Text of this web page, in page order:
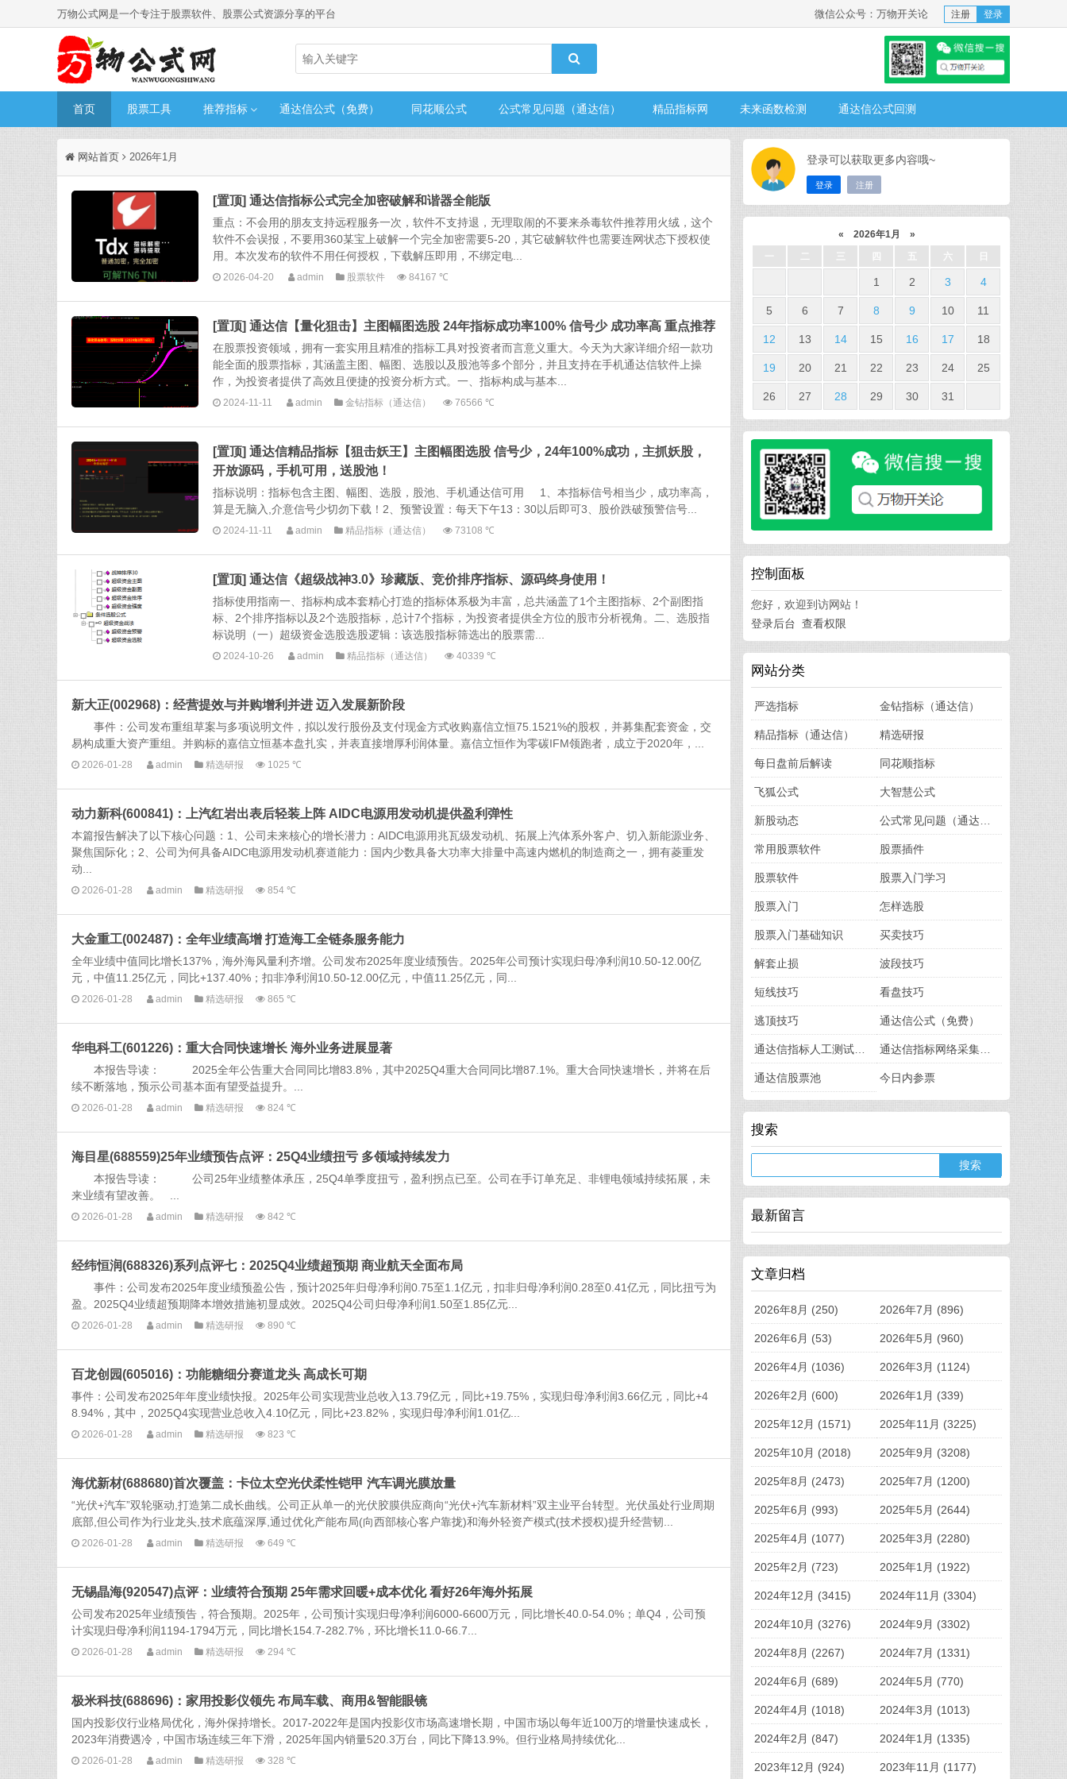
万物公式网是一个专注于股票软件、股票公式资源分享的平台 微信公众号：万物开关论 注册 登录
首页 股票工具 推荐指标 通达信公式（免费） 同花顺公式 公式常见问题（通达信） 精品指标网 未来函数检测 通达信公式回测
网站首页 2026年1月
[置顶] 通达信指标公式完全加密破解和谐器全能版
重点：不会用的朋友支持远程服务一次，软件不支持退，无理取闹的不要来杀毒软件推荐用火绒，这个
软件不会误报，不要用360某宝上破解一个完全加密需要5-20，其它破解软件也需要连网状态下授权使
用。本次发布的软件不用任何授权，下载解压即用，不绑定电...
2026-04-20 admin 股票软件 84167 ℃
[置顶] 通达信【量化狙击】主图幅图选股 24年指标成功率100% 信号少 成功率高 重点推荐
在股票投资领域，拥有一套实用且精准的指标工具对投资者而言意义重大。今天为大家详细介绍一款功
能全面的股票指标，其涵盖主图、幅图、选股以及股池等多个部分，并且支持在手机通达信软件上操
作，为投资者提供了高效且便捷的投资分析方式。一、指标构成与基本...
2024-11-11 admin 金钻指标（通达信） 76566 ℃
[置顶] 通达信精品指标【狙击妖王】主图幅图选股 信号少，24年100%成功，主抓妖股，
开放源码，手机可用，送股池！
指标说明：指标包含主图、幅图、选股，股池、手机通达信可用 1、本指标信号相当少，成功率高，
算是无脑入,介意信号少切勿下载！2、预警设置：每天下午13：30以后即可3、股价跌破预警信号...
2024-11-11 admin 精品指标（通达信） 73108 ℃
[置顶] 通达信《超级战神3.0》珍藏版、竞价排序指标、源码终身使用！
指标使用指南一、指标构成本套精心打造的指标体系极为丰富，总共涵盖了1个主图指标、2个副图指
标、2个排序指标以及2个选股指标，总计7个指标，为投资者提供全方位的股市分析视角。二、选股指
标说明（一）超级资金选股选股逻辑：该选股指标筛选出的股票需...
2024-10-26 admin 精品指标（通达信） 40339 ℃
新大正(002968)：经营提效与并购增利并进 迈入发展新阶段
事件：公司发布重组草案与多项说明文件，拟以发行股份及支付现金方式收购嘉信立恒75.1521%的股权，并募集配套资金，交
易构成重大资产重组。并购标的嘉信立恒基本盘扎实，并表直接增厚利润体量。嘉信立恒作为零碳IFM领跑者，成立于2020年，...
2026-01-28 admin 精选研报 1025 ℃
动力新科(600841)：上汽红岩出表后轻装上阵 AIDC电源用发动机提供盈利弹性
本篇报告解决了以下核心问题：1、公司未来核心的增长潜力：AIDC电源用兆瓦级发动机、拓展上汽体系外客户、切入新能源业务、
聚焦国际化；2、公司为何具备AIDC电源用发动机赛道能力：国内少数具备大功率大排量中高速内燃机的制造商之一，拥有菱重发
动...
2026-01-28 admin 精选研报 854 ℃
大金重工(002487)：全年业绩高增 打造海工全链条服务能力
全年业绩中值同比增长137%，海外海风量利齐增。公司发布2025年度业绩预告。2025年公司预计实现归母净利润10.50-12.00亿
元，中值11.25亿元，同比+137.40%；扣非净利润10.50-12.00亿元，中值11.25亿元，同...
2026-01-28 admin 精选研报 865 ℃
华电科工(601226)：重大合同快速增长 海外业务进展显著
本报告导读： 2025全年公告重大合同同比增83.8%，其中2025Q4重大合同同比增87.1%。重大合同快速增长，并将在后
续不断落地，预示公司基本面有望受益提升。...
2026-01-28 admin 精选研报 824 ℃
海目星(688559)25年业绩预告点评：25Q4业绩扭亏 多领域持续发力
本报告导读： 公司25年业绩整体承压，25Q4单季度扭亏，盈利拐点已至。公司在手订单充足、非锂电领域持续拓展，未
来业绩有望改善。 ...
2026-01-28 admin 精选研报 842 ℃
经纬恒润(688326)系列点评七：2025Q4业绩超预期 商业航天全面布局
事件：公司发布2025年度业绩预盈公告，预计2025年归母净利润0.75至1.1亿元，扣非归母净利润0.28至0.41亿元，同比扭亏为
盈。2025Q4业绩超预期降本增效措施初显成效。2025Q4公司归母净利润1.50至1.85亿元...
2026-01-28 admin 精选研报 890 ℃
百龙创园(605016)：功能糖细分赛道龙头 高成长可期
事件：公司发布2025年年度业绩快报。2025年公司实现营业总收入13.79亿元，同比+19.75%，实现归母净利润3.66亿元，同比+4
8.94%，其中，2025Q4实现营业总收入4.10亿元，同比+23.82%，实现归母净利润1.01亿...
2026-01-28 admin 精选研报 823 ℃
海优新材(688680)首次覆盖：卡位太空光伏柔性铠甲 汽车调光膜放量
“光伏+汽车”双轮驱动,打造第二成长曲线。公司正从单一的光伏胶膜供应商向“光伏+汽车新材料”双主业平台转型。光伏虽处行业周期
底部,但公司作为行业龙头,技术底蕴深厚,通过优化产能布局(向西部核心客户靠拢)和海外轻资产模式(技术授权)提升经营韧...
2026-01-28 admin 精选研报 649 ℃
无锡晶海(920547)点评：业绩符合预期 25年需求回暖+成本优化 看好26年海外拓展
公司发布2025年业绩预告，符合预期。2025年，公司预计实现归母净利润6000-6600万元，同比增长40.0-54.0%；单Q4，公司预
计实现归母净利润1194-1794万元，同比增长154.7-282.7%，环比增长11.0-66.7...
2026-01-28 admin 精选研报 294 ℃
极米科技(688696)：家用投影仪领先 布局车载、商用&智能眼镜
国内投影仪行业格局优化，海外保持增长。2017-2022年是国内投影仪市场高速增长期，中国市场以每年近100万的增量快速成长，
2023年消费遇冷，中国市场连续三年下滑，2025年国内销量520.3万台，同比下降13.9%。但行业格局持续优化...
2026-01-28 admin 精选研报 328 ℃
登录可以获取更多内容哦~
登录 注册
« 2026年1月 »
三 四 五 六
1 2 3 4
5 6 7 8 9 10 11
12 13 14 15 16 17 18
19 20 21 22 23 24 25
26 27 28 29 30 31
控制面板
您好，欢迎到访网站！
登录后台 查看权限
网站分类
严选指标 金钻指标（通达信）
精品指标（通达信） 精选研报
每日盘前后解读 同花顺指标
飞狐公式 大智慧公式
新股动态
常用股票软件 股票插件
股票软件 股票入门学习
股票入门 怎样选股
股票入门基础知识 买卖技巧
解套止损 波段技巧
短线技巧 看盘技巧
逃顶技巧 通达信公式（免费）
通达信股票池 今日内参票
搜索
最新留言
文章归档
2026年8月 (250) 2026年7月 (896)
2026年6月 (53) 2026年5月 (960)
2026年4月 (1036) 2026年3月 (1124)
2026年2月 (600) 2026年1月 (339)
2025年12月 (1571) 2025年11月 (3225)
2025年10月 (2018) 2025年9月 (3208)
2025年8月 (2473) 2025年7月 (1200)
2025年6月 (993) 2025年5月 (2644)
2025年4月 (1077) 2025年3月 (2280)
2025年2月 (723) 2025年1月 (1922)
2024年12月 (3415) 2024年11月 (3304)
2024年10月 (3276) 2024年9月 (3302)
2024年8月 (2267) 2024年7月 (1331)
2024年6月 (689) 2024年5月 (770)
2024年4月 (1018) 2024年3月 (1013)
2024年2月 (847) 2024年1月 (1335)
2023年12月 (924) 2023年11月 (1177)